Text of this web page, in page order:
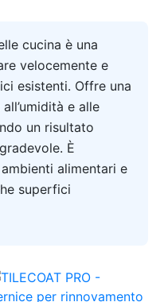
cucina è una
velocemente e
esistenti. Offre una
e alle
un risultato
È
alimentari e
superfici